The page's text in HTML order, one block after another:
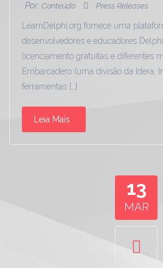
Por: Conteúdo Press Releases
LearnDelphi.org fornece uma
desenvolvedores e educadores
licenciamento gratuitas e diferentes
Embarcadero (uma divisão da Idera,
ferramentas […]
Leia Mais
13
MAR